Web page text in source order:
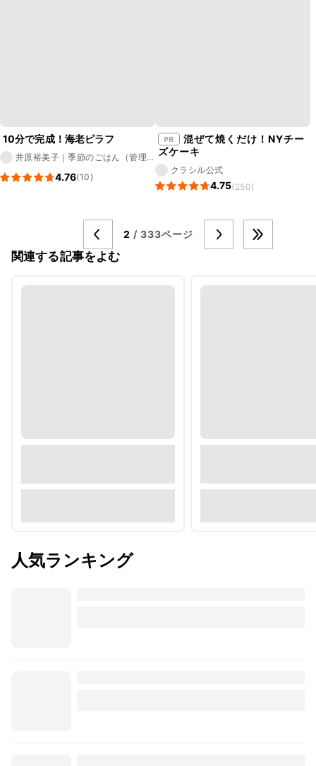
10分で完成！海老ピラフ
井原裕美子｜季節のごはん（管理
4.76(10)
ズケーキ
クラシル公式
4.75(250)
2 / 333ページ
関連する記事をよむ
人気ランキング